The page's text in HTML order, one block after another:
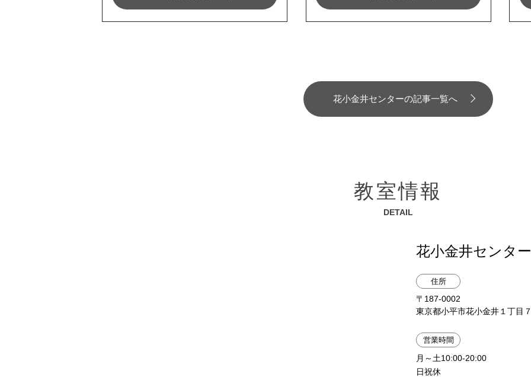
花小金井センターの記事一覧へ
教室情報
DETAIL
花小金井センター
住所
〒187-0002
東京都小平市花小金井１丁目
営業時間
月～土10:00-20:00
日祝休